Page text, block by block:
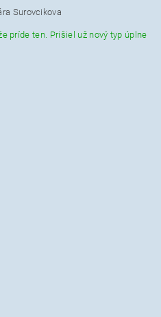
Surovcikova
príde ten. Prišiel už nový typ úplne